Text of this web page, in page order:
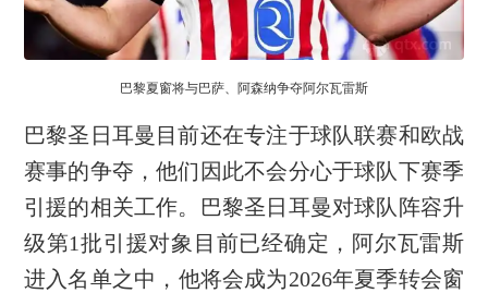
巴黎夏窗将与巴萨、阿森纳争夺阿尔瓦雷斯
巴黎圣日耳曼目前还在专注于球队联赛和欧战
赛事的争夺，他们因此不会分心于球队下赛季
引援的相关工作。巴黎圣日耳曼对球队阵容升
级第1批引援对象目前已经确定，阿尔瓦雷斯
进入名单之中，他将会成为2026年夏季转会窗